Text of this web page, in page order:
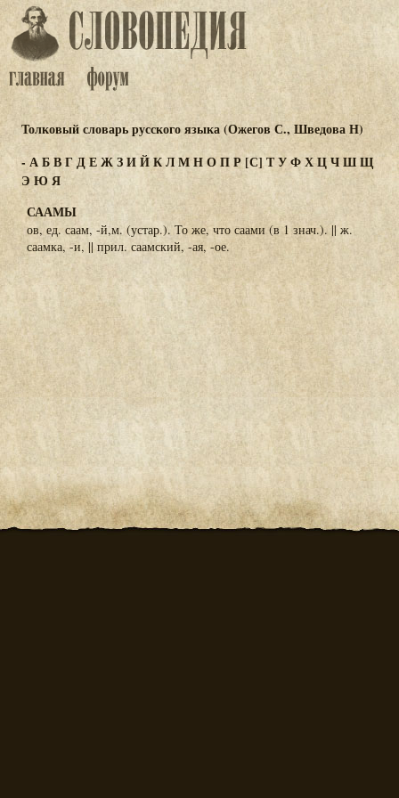
Толковый словарь русского языка (Ожегов С., Шведова Н)
-АБВГДЕЖЗИЙКЛМНОПР [С] ТУФХЦЧШЩ
Э Ю Я
СААМЫ
ов, ед. саам, -й,м. (устар.). То же, что саами (в 1 знач.). || ж.
саамка, -и, || прил. саамский, -ая, -ое.